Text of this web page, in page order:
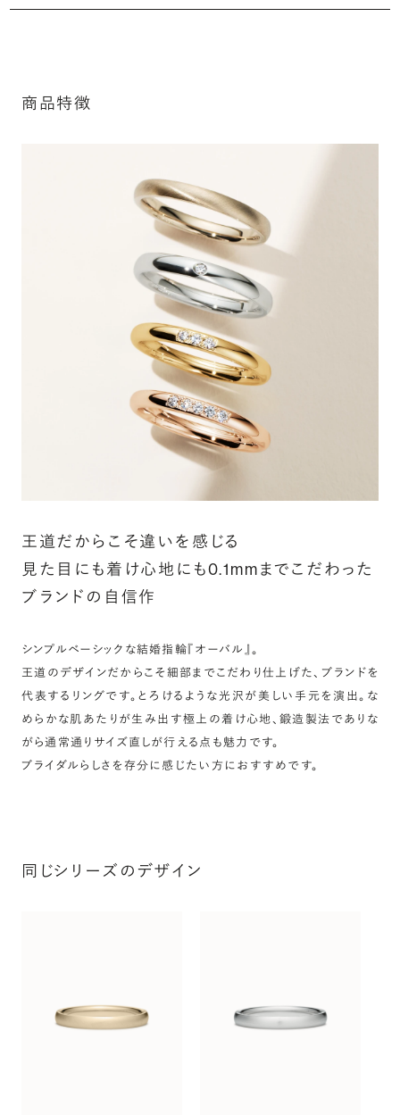
けでなく購入後の刻印も、リングに初めて施す初回の刻印
シークレットストーン：指輪の内側に留める宝石のこ
指輪の内側に、誕生石やピンクダイヤモンドなど、お好みの
宝石を選んでセッティングすることができます。ショッピング
カート画面で、お好みの宝石をお選びください (有料)。
商品特徴
王道だからこそ違いを感じる
見た目にも着け心地にも0.1mmまでこだわった
ブランドの自信作
シンプルベーシックな結婚指輪『オーバル』。
王道のデザインだからこそ細部までこだわり仕上げた、ブランドを
代表するリングです。とろけるような光沢が美しい手元を演出。な
めらかな肌あたりが生み出す極上の着け心地、鍛造製法でありな
がら通常通りサイズ直しが行える点も魅力です。
ブライダルらしさを存分に感じたい方におすすめです。
同じシリーズのデザイン